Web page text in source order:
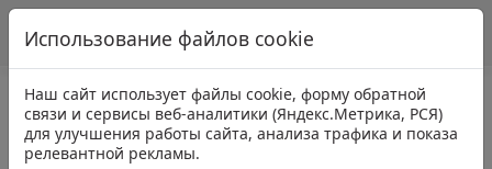
Использование файлов cookie
Наш сайт использует файлы cookie, форму обратной
связи и сервисы веб-аналитики (Яндекс.Метрика, РСЯ)
для улучшения работы сайта, анализа трафика и показа
релевантной рекламы.